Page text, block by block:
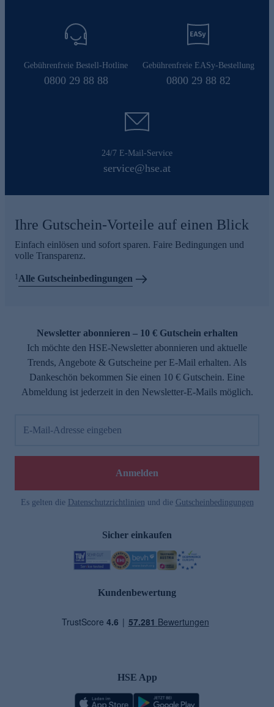
Gebührenfreie Bestell-Hotline
0800 29 88 88
Gebührenfreie EASy-Bestellung
0800 29 88 82
24/7 E-Mail-Service
service@hse.at
Ihre Gutschein-Vorteile auf einen Blick
Einfach einlösen und sofort sparen. Faire Bedingungen und
volle Transparenz.
1 Alle Gutscheinbedingungen
Newsletter abonnieren – 10 € Gutschein erhalten
Ich möchte den HSE-Newsletter abonnieren und aktuelle
Trends, Angebote & Gutscheine per E-Mail erhalten. Als
Dankeschön bekommen Sie einen 10 € Gutschein. Eine
Abmeldung ist jederzeit in den Newsletter-E-Mails möglich.
E-Mail-Adresse eingeben
Anmelden
Es gelten die Datenschutzrichtlinien und die Gutscheinbedingungen
Sicher einkaufen
Kundenbewertung
HSE App